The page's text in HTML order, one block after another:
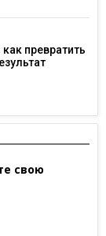
превратить
свою